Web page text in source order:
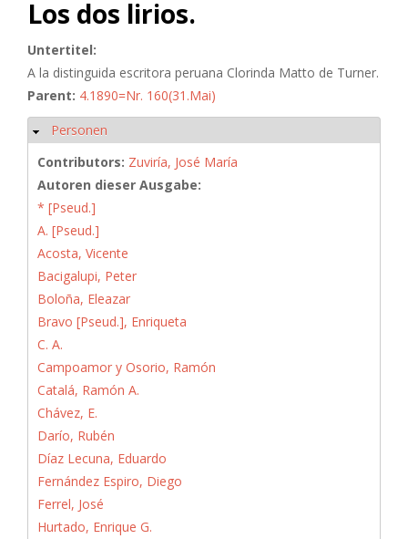
Los dos lirios.
Untertitel:
A la distinguida escritora peruana Clorinda Matto de Turner.
Parent: 4.1890=Nr. 160(31.Mai)
Hide
Personen
Contributors: Zuviría, José María
Autoren dieser Ausgabe:
* [Pseud.]
A. [Pseud.]
Acosta, Vicente
Bacigalupi, Peter
Boloña, Eleazar
Bravo [Pseud.], Enriqueta
C. A.
Campoamor y Osorio, Ramón
Catalá, Ramón A.
Chávez, E.
Darío, Rubén
Díaz Lecuna, Eduardo
Fernández Espiro, Diego
Ferrel, José
Hurtado, Enrique G.